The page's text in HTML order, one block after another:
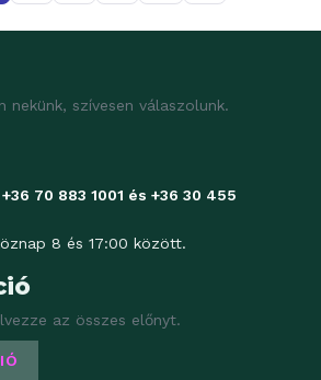
nekünk, szívesen válaszolunk.
+36 70 883 1001 és +36 30 455
8 és 17:00 között.
az összes előnyt.